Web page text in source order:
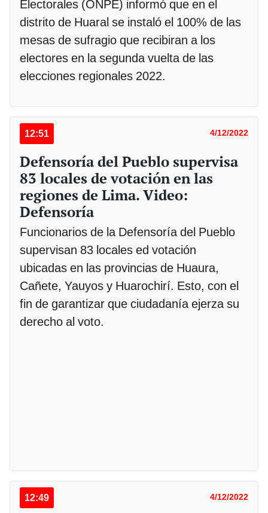
Electorales (ONPE) informó que en el
distrito de Huaral se instaló el 100% de las
mesas de sufragio que recibiran a los
electores en la segunda vuelta de las
elecciones regionales 2022.
12:51 4/12/2022
Defensoría del Pueblo supervisa
83 locales de votación en las
regiones de Lima. Video:
Defensoría
Funcionarios de la Defensoría del Pueblo
supervisan 83 locales ed votación
ubicadas en las provincias de Huaura,
Cañete, Yauyos y Huarochirí. Esto, con el
fin de garantizar que ciudadanía ejerza su
derecho al voto.
12:49 4/12/2022